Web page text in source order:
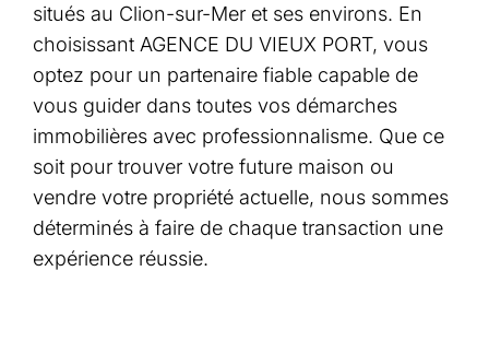
situés au Clion-sur-Mer et ses environs. En
choisissant AGENCE DU VIEUX PORT, vous
optez pour un partenaire fiable capable de
vous guider dans toutes vos démarches
immobilières avec professionnalisme. Que ce
soit pour trouver votre future maison ou
vendre votre propriété actuelle, nous sommes
déterminés à faire de chaque transaction une
expérience réussie.